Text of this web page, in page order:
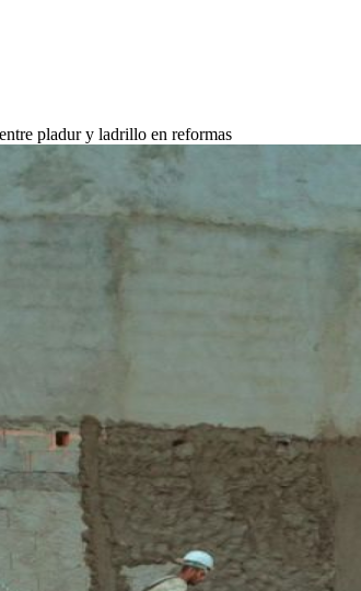
pladur y ladrillo en reformas